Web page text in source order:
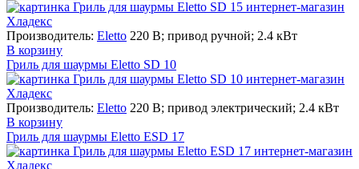
Производитель: Eletto 220 В; привод ручной; 2.4 кВт
В корзину
Гриль для шаурмы Eletto SD 10
Производитель: Eletto 220 В; привод электрический; 2.4 кВт
В корзину
Гриль для шаурмы Eletto ESD 17